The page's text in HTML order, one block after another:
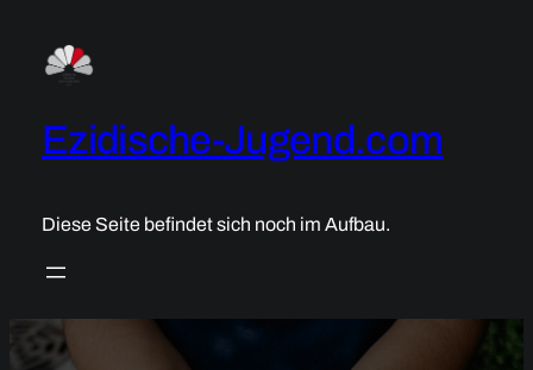
springen
Ezidische-Jugend.com
Diese Seite befindet sich noch im Aufbau.